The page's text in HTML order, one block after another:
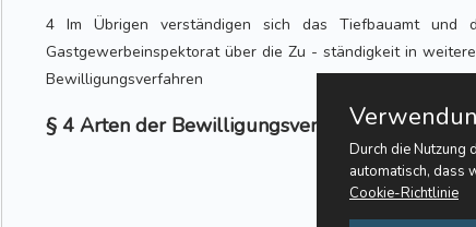
4 Im Übrigen verständigen sich das Tiefbauamt und
Gastgewerbeinspektorat über die Zu - ständigkeit in
Bewilligungsverfahren
§ 4 Arten der Bewilligungsverfahren
Durch die Nutzung
automatisch, dass
Cookie-Richtlinie